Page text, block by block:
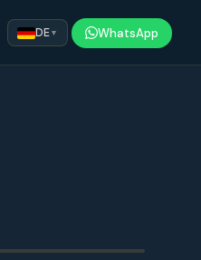
DE▼ WhatsApp